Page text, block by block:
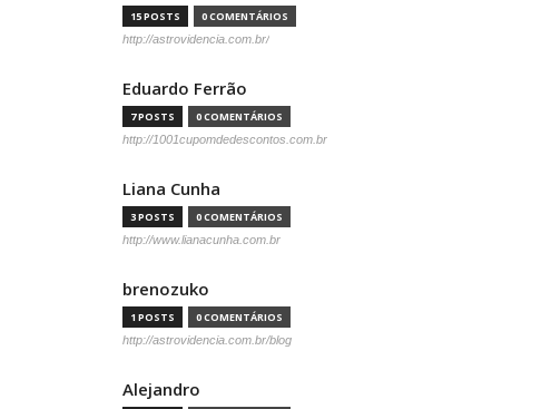
15 POSTS 0 COMENTÁRIOS
http://astrovidencia.com.br/
Eduardo Ferrão
7 POSTS 0 COMENTÁRIOS
http://1001cupomdedescontos.com.br
Liana Cunha
3 POSTS 0 COMENTÁRIOS
http://www.lianacunha.com.br
brenozuko
1 POSTS 0 COMENTÁRIOS
http://astrovidencia.com.br/blog
Alejandro